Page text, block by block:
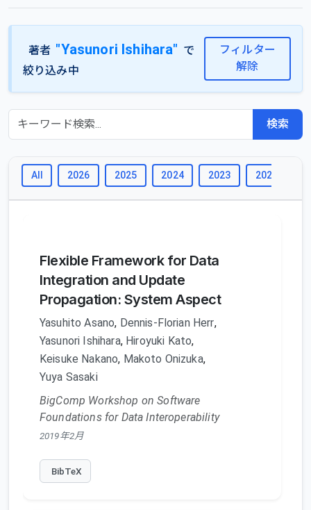
著者 "Yasunori Ishihara" で
絞り込み中
フィルター
解除
検索
All 2026 2025 2024 2023 2022
Flexible Framework for Data
Integration and Update
Propagation: System Aspect
Yasuhito Asano, Dennis-Florian Herr,
Yasunori Ishihara, Hiroyuki Kato,
Keisuke Nakano, Makoto Onizuka,
Yuya Sasaki
BigComp Workshop on Software
Foundations for Data Interoperability
2019年2月
BibTeX